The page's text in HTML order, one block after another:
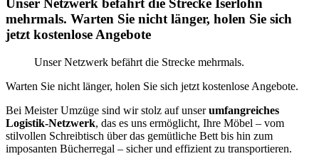
Unser Netzwerk befährt die Strecke Iserlohn
mehrmals. Warten Sie nicht länger, holen Sie sich
jetzt kostenlose Angebote
Unser Netzwerk befährt die Strecke mehrmals.
Warten Sie nicht länger, holen Sie sich jetzt kostenlose Angebote.
Bei Meister Umzüge sind wir stolz auf unserumfangreiches
Logistik-Netzwerk, das es uns ermöglicht, Ihre Möbel – vom
stilvollen Schreibtisch über das gemütliche Bett bis hin zum
imposanten Bücherregal – sicher und effizient zu transportieren.